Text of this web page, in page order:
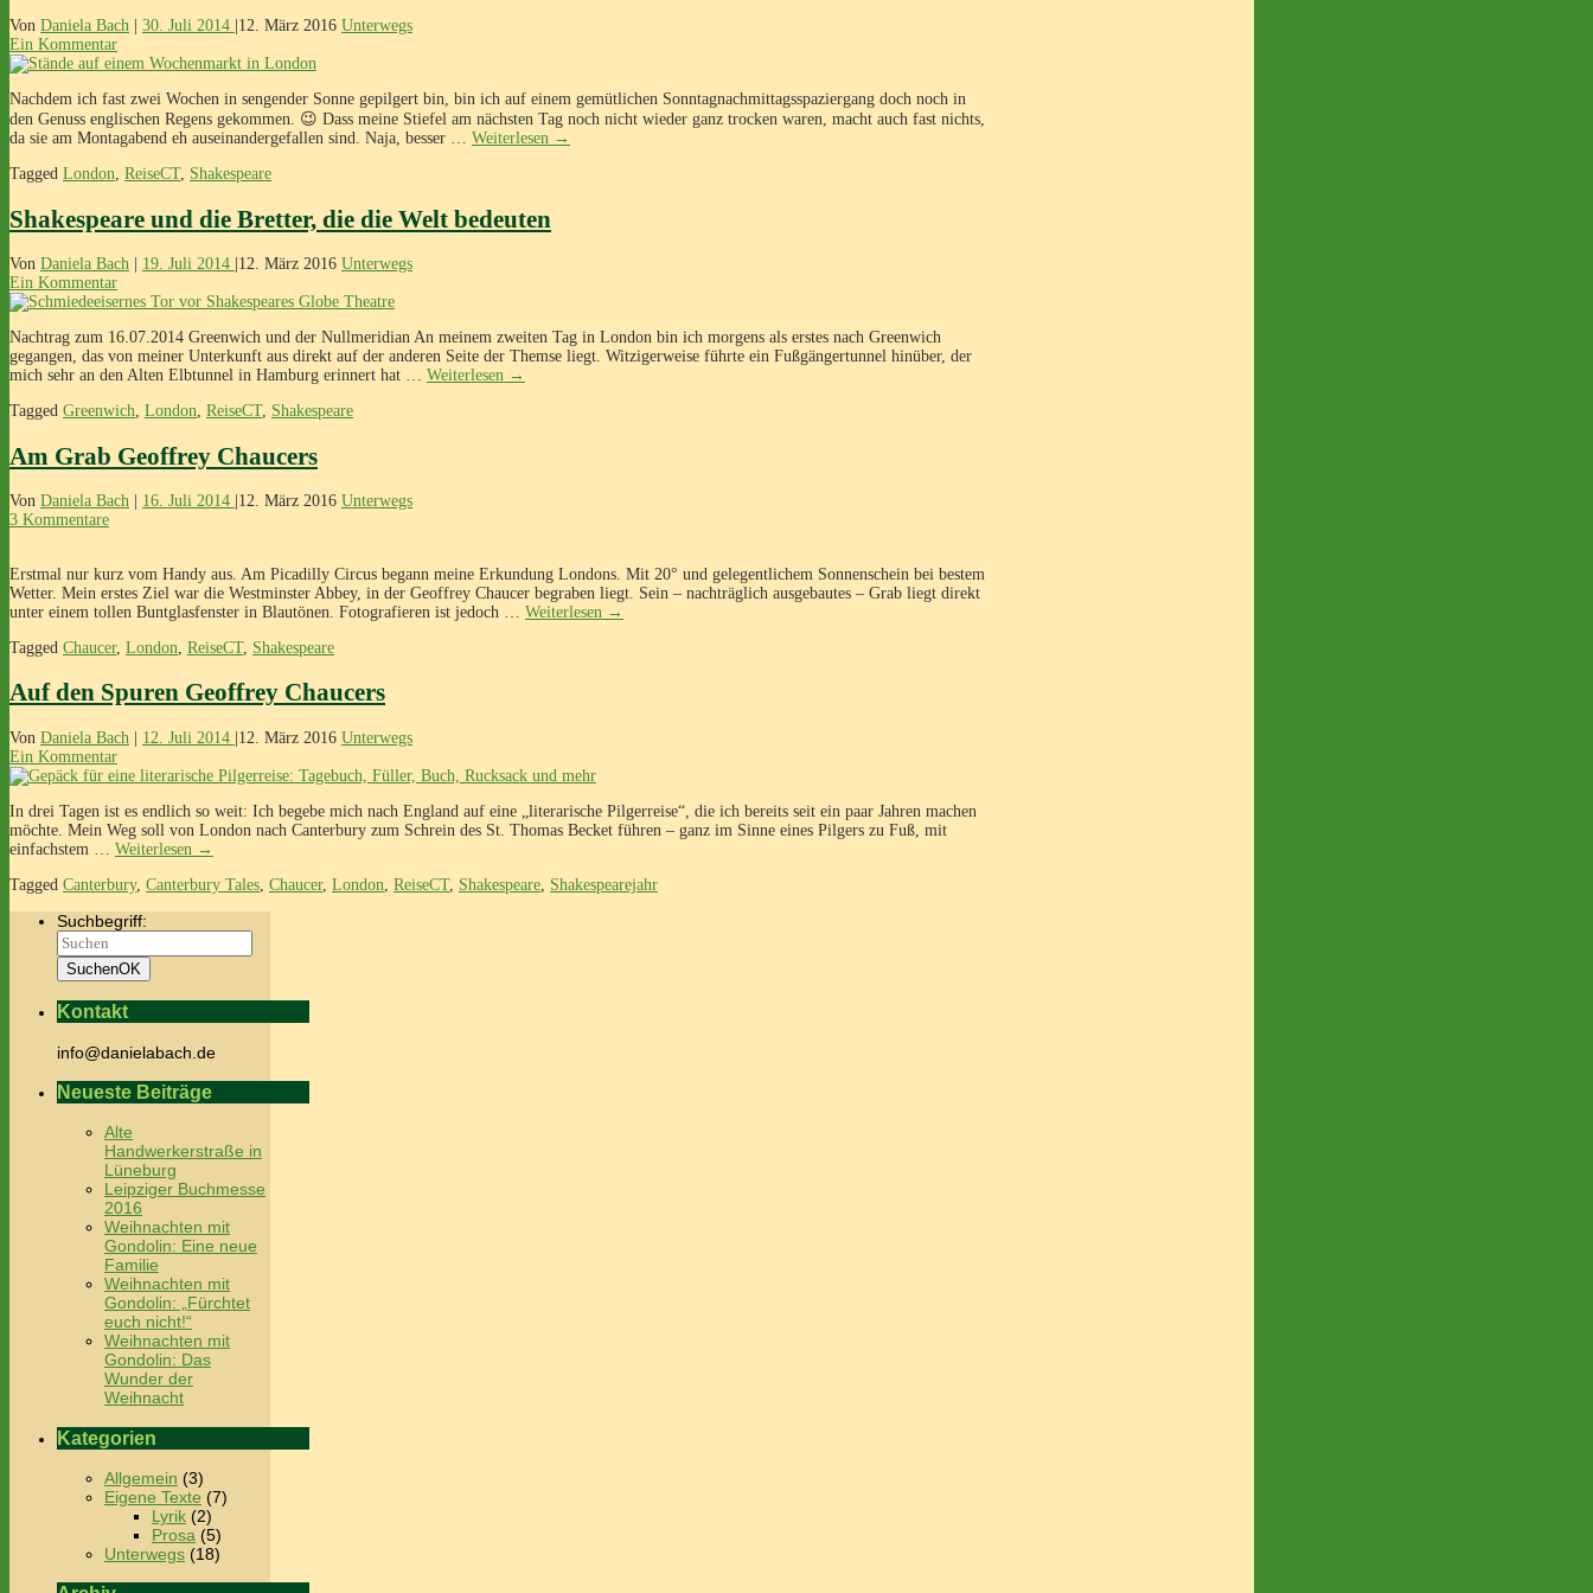
Von Daniela Bach 30. Juli 2014 12. März 2016 Unterwegs
Ein Kommentar
Nachdem ich fast zwei Wochen in sengender Sonne gepilgert bin, bin ich auf einem gemütlichen Sonntagnachmittagsspaziergang doch noch in
den Genuss englischen Regens gekommen. 😉 Dass meine Stiefel am nächsten Tag noch nicht wieder ganz trocken waren, macht auch fast nichts,
da sie am Montagabend eh auseinandergefallen sind. Naja, besser … Weiterlesen →
Tagged London, ReiseCT, Shakespeare
Shakespeare und die Bretter, die die Welt bedeuten
Von Daniela Bach 19. Juli 2014 12. März 2016 Unterwegs
Ein Kommentar
Nachtrag zum 16.07.2014 Greenwich und der Nullmeridian An meinem zweiten Tag in London bin ich morgens als erstes nach Greenwich
gegangen, das von meiner Unterkunft aus direkt auf der anderen Seite der Themse liegt. Witzigerweise führte ein Fußgängertunnel hinüber, der
mich sehr an den Alten Elbtunnel in Hamburg erinnert hat … Weiterlesen →
Tagged Greenwich, London, ReiseCT, Shakespeare
Am Grab Geoffrey Chaucers
Von Daniela Bach 16. Juli 2014 12. März 2016 Unterwegs
3 Kommentare
Erstmal nur kurz vom Handy aus. Am Picadilly Circus begann meine Erkundung Londons. Mit 20° und gelegentlichem Sonnenschein bei bestem
Wetter. Mein erstes Ziel war die Westminster Abbey, in der Geoffrey Chaucer begraben liegt. Sein – nachträglich ausgebautes – Grab liegt direkt
unter einem tollen Buntglasfenster in Blautönen. Fotografieren ist jedoch … Weiterlesen →
Tagged Chaucer, London ReiseCT, Shakespeare
Auf den Spuren Geoffrey Chaucers
Von Daniela Bach 12. Juli 2014 12. März 2016 Unterwegs
Ein Kommentar
In drei Tagen ist es endlich so weit: Ich begebe mich nach England auf eine „literarische Pilgerreise“, die ich bereits seit ein paar Jahren machen
möchte. Mein Weg soll von London nach Canterbury zum Schrein des St. Thomas Becket führen – ganz im Sinne eines Pilgers zu Fuß, mit
einfachstem … Weiterlesen →
Tagged Canterbury, Canterbury Tales Chaucer, London ReiseCT, Shakespeare Shakespearejahr
Suchbegriff:
SuchenOK
Kontakt
info@danielabach.de
Neueste Beiträge
Alte
Handwerkerstraße in
Lüneburg
Leipziger Buchmesse
2016
Weihnachten mit
Gondolin: Eine neue
Familie
Weihnachten mit
Gondolin: „Fürchtet
euch nicht!“
Weihnachten mit
Gondolin: Das
Wunder der
Weihnacht
Kategorien
Allgemein (3)
Eigene Texte (7)
Lyrik (2)
Prosa (5)
Unterwegs (18)